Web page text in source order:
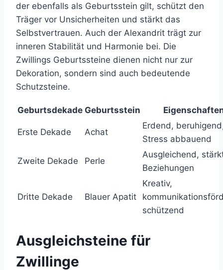
der ebenfalls als Geburtsstein gilt, schützt den
Träger vor Unsicherheiten und stärkt das
Selbstvertrauen. Auch der Alexandrit trägt zur
inneren Stabilität und Harmonie bei. Die
Zwillings Geburtssteine dienen nicht nur zur
Dekoration, sondern sind auch bedeutende
Schutzsteine.
Geburtsdekade Geburtsstein
Erste Dekade Achat
Erdend,
Stress abbauend
Zweite Dekade Perle
Ausgleichend,
Beziehungen
Dritte Dekade Blauer Apatit
Kreativ,
schützend
Ausgleichsteine für
Zwillinge